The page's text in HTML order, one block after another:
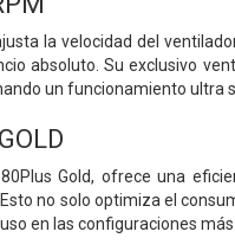
la velocidad del
absoluto. Su exclusivo
un funcionamiento ultra
Gold, ofrece una
no solo optimiza el
en las configuraciones